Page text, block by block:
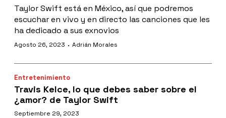
Taylor Swift está en México, así que podremos
escuchar en vivo y en directo las canciones que les
ha dedicado a sus exnovios
Agosto 26, 2023 · Adrián Morales
Entretenimiento
Travis Kelce, lo que debes saber sobre el
¿amor? de Taylor Swift
Septiembre 29, 2023